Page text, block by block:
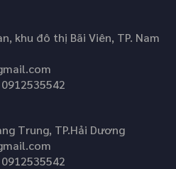
khu đô thị Bãi Viên, TP. Nam
Trung, TP.Hải Dương